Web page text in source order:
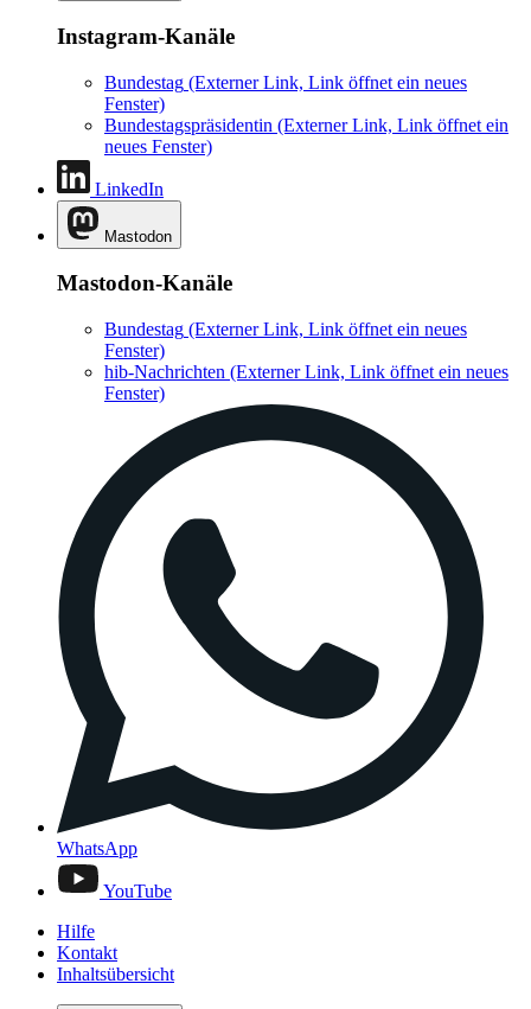
Instagram-Kanäle
Bundestag (Externer Link, Link öffnet ein neues
Fenster)
Bundestagspräsidentin (Externer Link, Link öffnet ein
neues Fenster)
LinkedIn
Mastodon
Mastodon-Kanäle
Bundestag (Externer Link, Link öffnet ein neues
Fenster)
hib-Nachrichten (Externer Link, Link öffnet ein neues
Fenster)
WhatsApp
YouTube
Hilfe
Kontakt
Inhaltsübersicht